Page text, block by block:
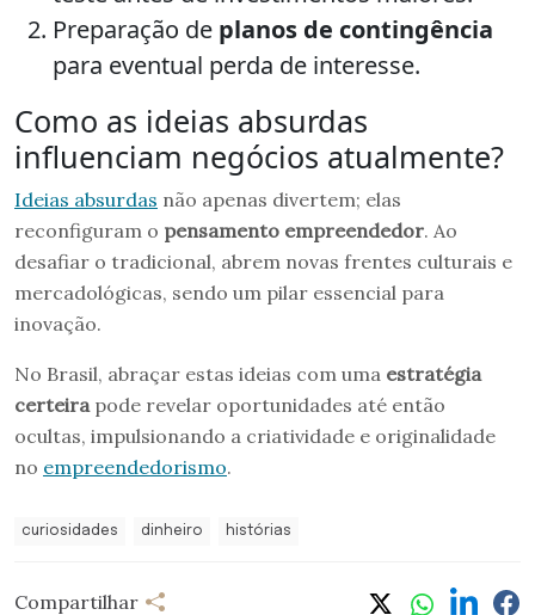
Preparação de planos de contingência
para eventual perda de interesse.
Como as ideias absurdas
influenciam negócios atualmente?
Ideias absurdas não apenas divertem; elas
reconfiguram o pensamento empreendedor. Ao
desafiar o tradicional, abrem novas frentes culturais e
mercadológicas, sendo um pilar essencial para
inovação.
No Brasil, abraçar estas ideias com uma estratégia
certeirapode revelar oportunidades até então
ocultas, impulsionando a criatividade e originalidade
no empreendedorismo.
curiosidades dinheiro histórias
Compartilhar